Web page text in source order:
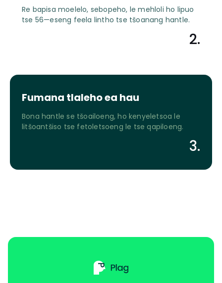
Re bapisa moelelo, sebopeho, le mehloli ho lipuo
tse 56—eseng feela lintho tse tšoanang hantle.
2.
Fumana tlaleho ea hau
Bona hantle se tšoailoeng, ho kenyeletsoa le
litšoantšiso tse fetoletsoeng le tse qapiloeng.
3.